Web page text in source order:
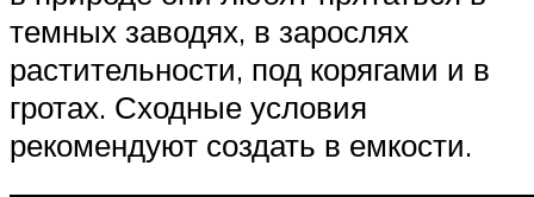
темных заводях, в зарослях
растительности, под корягами и в
гротах. Сходные условия
рекомендуют создать в емкости.